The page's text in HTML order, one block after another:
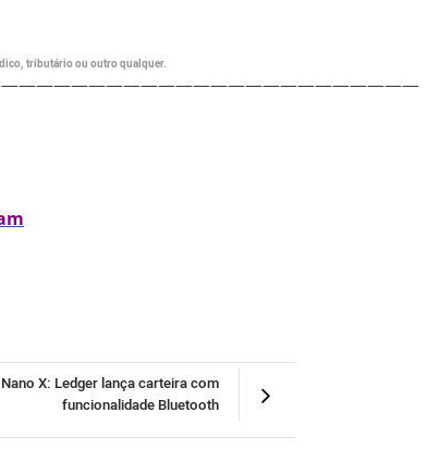
tributário ou outro qualquer.
X: Ledger lança carteira com
funcionalidade Bluetooth